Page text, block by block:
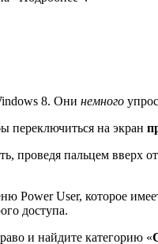
8. Они немного
переключиться на экран
проведя пальцем
Power User, которое
доступа.
и найдите категорию «